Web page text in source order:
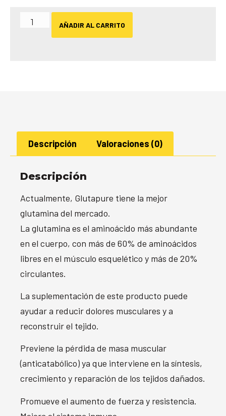
AÑADIR AL CARRITO
Descripción Valoraciones (0)
Descripción
Actualmente, Glutapure tiene la mejor
glutamina del mercado.
La glutamina es el aminoácido más abundante
en el cuerpo, con más de 60% de aminoácidos
libres en el músculo esquelético y más de 20%
circulantes.
La suplementación de este producto puede
ayudar a reducir dolores musculares y a
reconstruir el tejido.
Previene la pérdida de masa muscular
(anticatabólico) ya que interviene en la síntesis,
crecimiento y reparación de los tejidos dañados.
Promueve el aumento de fuerza y resistencia.